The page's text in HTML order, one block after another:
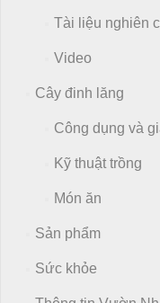
Tài liệu nghiên
Video
Cây đinh lăng
Công dụng và
Kỹ thuật trồng
Món ăn
Sản phẩm
Sức khỏe